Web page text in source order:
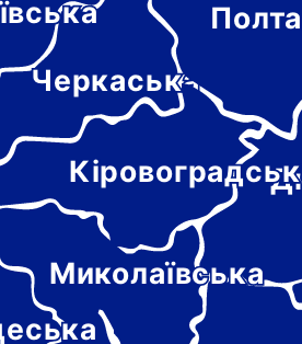
Черкаська
Миколаївська